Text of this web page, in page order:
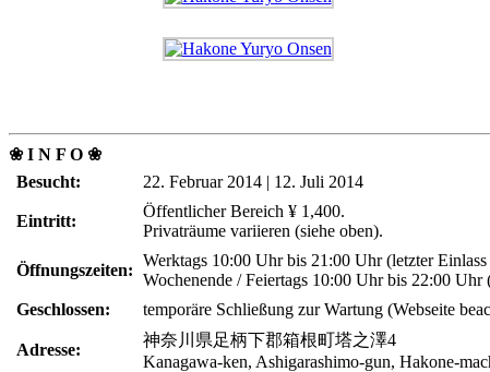
❀ I N F O ❀
Besucht:
22. Februar 2014 | 12. Juli 2014
Eintritt:
Öffentlicher Bereich ¥ 1,400.
Privaträume variieren (siehe oben).
Öffnungszeiten:
Werktags 10:00 Uhr bis 21:00 Uhr (letzter
Wochenende / Feiertags 10:00 Uhr bis 22:00
Geschlossen:
temporäre Schließung zur Wartung (Webseite
Adresse:
神奈川県足柄下郡箱根町塔之澤4
Kanagawa-ken, Ashigarashimo-gun, Hakone-